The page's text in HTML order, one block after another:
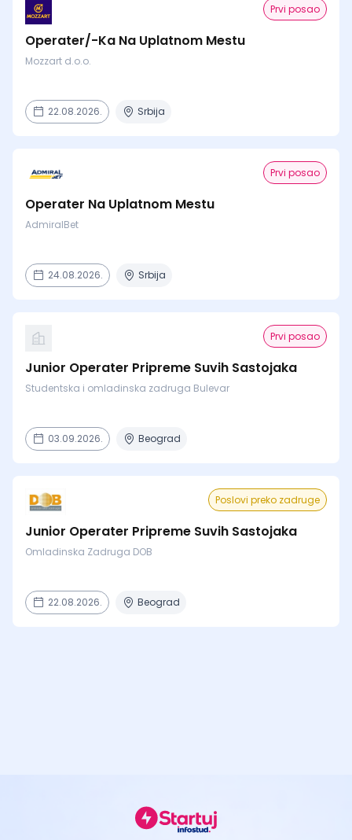
Prvi posao
Operater/-Ka Na Uplatnom Mestu
Mozzart d.o.o.
22.08.2026. Srbija
Prvi posao
Operater Na Uplatnom Mestu
AdmiralBet
24.08.2026. Srbija
Prvi posao
Junior Operater Pripreme Suvih Sastojaka
Studentska i omladinska zadruga Bulevar
03.09.2026. Beograd
Poslovi preko zadruge
Junior Operater Pripreme Suvih Sastojaka
Omladinska Zadruga DOB
22.08.2026. Beograd